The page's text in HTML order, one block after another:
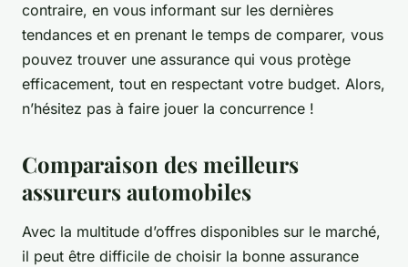
contraire, en vous informant sur les dernières
tendances et en prenant le temps de comparer, vous
pouvez trouver une assurance qui vous protège
efficacement, tout en respectant votre budget. Alors,
n’hésitez pas à faire jouer la concurrence !
Comparaison des meilleurs
assureurs automobiles
Avec la multitude d’offres disponibles sur le marché,
il peut être difficile de choisir la bonne assurance